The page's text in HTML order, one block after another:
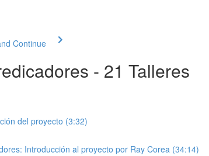
Continue
- 21 Talleres
del proyecto (3:32)
Introducción al proyecto por Ray Corea (34:14)